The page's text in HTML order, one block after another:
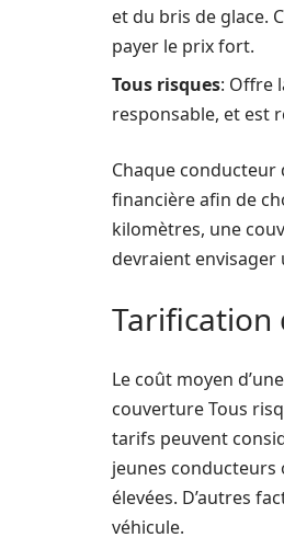
et du bris de glace.
payer le prix fort.
Tous risques: Offre
responsable, et est
Chaque conducteur
financière afin de
kilomètres, une
devraient
Tarification
Le coût moyen
couverture Tous
tarifs peuvent
jeunes conducteurs
élevées. D’autres
véhicule.